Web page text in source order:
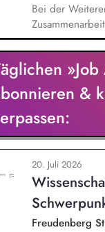
Bei der
gesetzlicher
CSRD, EU-
durchführen
EcoVadis,
&
20. Juli 2026
Freudenberg